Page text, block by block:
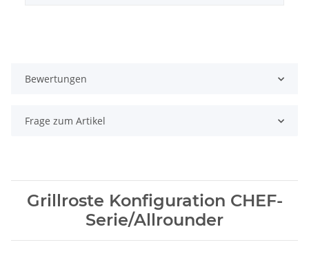
Bewertungen
Frage zum Artikel
Grillroste Konfiguration CHEF-
Serie/Allrounder